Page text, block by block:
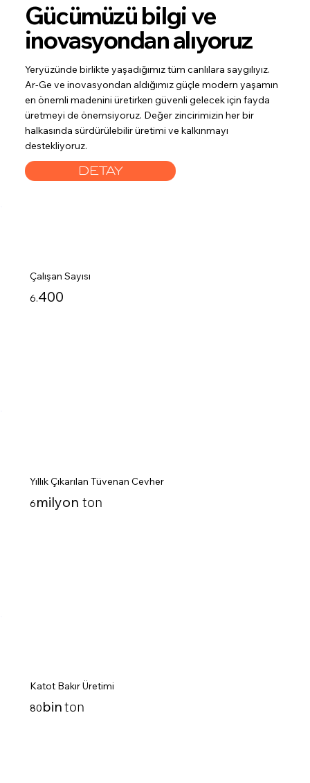
Gücümüzü bilgi ve
inovasyondan alıyoruz
Yeryüzünde birlikte yaşadığımız tüm canlılara saygılıyız.
Ar-Ge ve inovasyondan aldığımız güçle modern yaşamın
en önemli madenini üretirken güvenli gelecek için fayda
üretmeyi de önemsiyoruz. Değer zincirimizin her bir
halkasında sürdürülebilir üretimi ve kalkınmayı
destekliyoruz.
DETAY
Çalışan Sayısı
6.400
Yıllık Çıkarılan Tüvenan Cevher
6milyonton
Katot Bakır Üretimi
80binton